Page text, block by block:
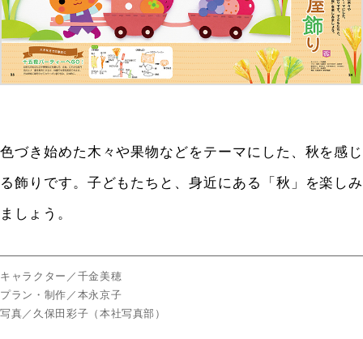
色づき始めた木々や果物などをテーマにした、秋を感じ
る飾りです。子どもたちと、身近にある「秋」を楽しみ
ましょう。
キャラクター／千金美穂
プラン・制作／本永京子
写真／久保田彩子（本社写真部）